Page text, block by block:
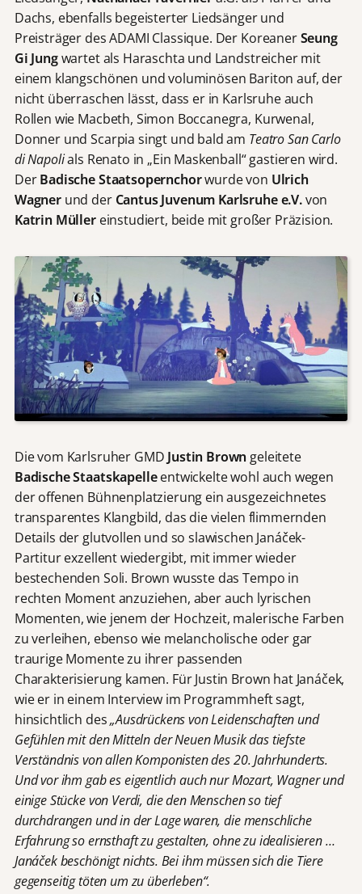
Dachs, ebenfalls begeisterter Liedsänger und
Preisträger des ADAMI Classique. Der KoreanerSeung
Gi Jungwartet als Haraschta und Landstreicher mit
einem klangschönen und voluminösen Bariton auf, der
nicht überraschen lässt, dass er in Karlsruhe auch
Rollen wie Macbeth, Simon Boccanegra, Kurwenal,
Donner und Scarpia singt und bald am TeatroSan Carlo
di Napolials Renato in „Ein Maskenball“ gastieren wird.
DerBadische Staatsopernchorwurde von Ulrich
Wagnerund der Cantus Juvenum Karlsruhe e.V.von
Katrin Müllereinstudiert, beide mit großer Präzision.
Die vom Karlsruher GMD Justin Brown geleitete
Badische Staatskapelleentwickelte wohl auch wegen
der offenen Bühnenplatzierung ein ausgezeichnetes
transparentes Klangbild, das die vielen flimmernden
Details der glutvollen und so slawischen Janáček-
Partitur exzellent wiedergibt, mit immer wieder
bestechenden Soli. Brown wusste das Tempo in
rechten Moment anzuziehen, aber auch lyrischen
Momenten, wie jenem der Hochzeit, malerische Farben
zu verleihen, ebenso wie melancholische oder gar
traurige Momente zu ihrer passenden
Charakterisierung kamen. Für Justin Brown hat Janáček,
wie er in einem Interview im Programmheft sagt,
hinsichtlich des„Ausdrückens von Leidenschaften und
Gefühlen mit den Mitteln der Neuen Musik das tiefste
Verständnis von allen Komponisten des 20. Jahrhunderts.
Und vor ihm gab es eigentlich auch nur Mozart, Wagner und
einige Stücke von Verdi, die den Menschen so tief
durchdrangen und in der Lage waren, die menschliche
Erfahrung so ernsthaft zu gestalten, ohne zu idealisieren …
Janáček beschönigt nichts. Bei ihm müssen sich die Tiere
gegenseitig töten um zu überleben“.